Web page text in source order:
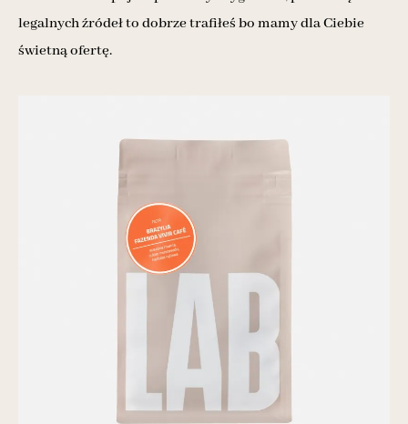
legalnych źródeł to dobrze trafiłeś bo mamy dla Ciebie
świetną ofertę.